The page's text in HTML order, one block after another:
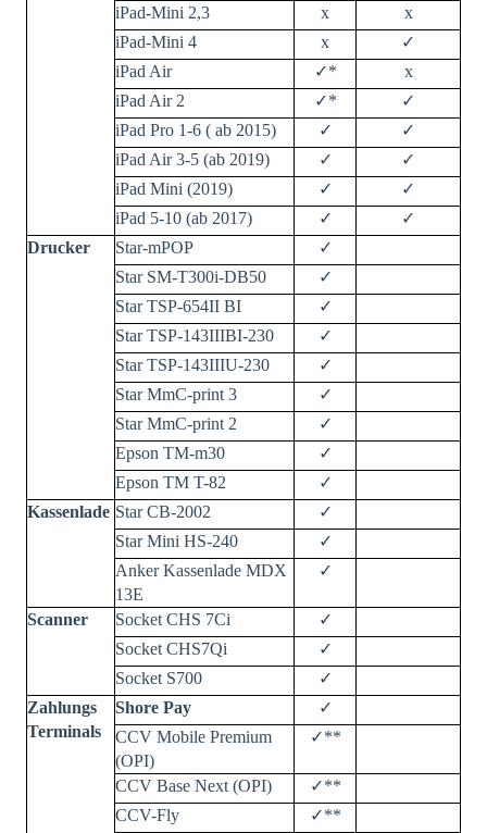
iPad-Mini 2,3
x
x
iPad-Mini 4
x
✓
iPad Air
✓*
x
iPad Air 2
✓*
✓
iPad Pro 1-6 ( ab 2015)
✓
✓
iPad Air 3-5 (ab 2019)
✓
✓
iPad Mini (2019)
✓
✓
iPad 5-10 (ab 2017)
✓
✓
Drucker
Star-mPOP
✓
Star SM-T300i-DB50
✓
Star TSP-654II BI
✓
Star TSP-143IIIBI-230
✓
Star TSP-143IIIU-230
✓
Star MmC-print 3
✓
Star MmC-print 2
✓
Epson TM-m30
✓
Epson TM T-82
✓
Kassenlade Star CB-2002
✓
Star Mini HS-240
✓
Anker Kassenlade MDX
13E
✓
Scanner Socket CHS 7Ci
✓
Socket CHS7Qi
✓
Socket S700
✓
Zahlungs
Terminals
Shore Pay
✓
CCV Mobile Premium
(OPI)
✓**
CCV Base Next (OPI)
✓**
CCV-Fly
✓**